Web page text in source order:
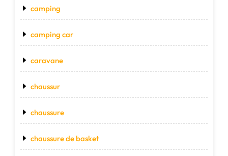
camping
camping car
caravane
chaussur
chaussure
chaussure de basket